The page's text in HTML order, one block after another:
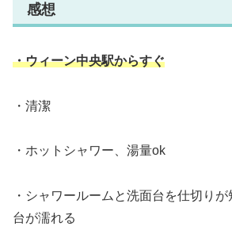
感想
・ウィーン中央駅からすぐ
・清潔
・ホットシャワー、湯量ok
・シャワールームと洗面台を仕切り
台が濡れる